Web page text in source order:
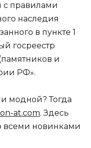
с правилами
наследия
в пункте 1
госреестр
и
РФ».
модной? Тогда
at.com. Здесь
всеми новинками